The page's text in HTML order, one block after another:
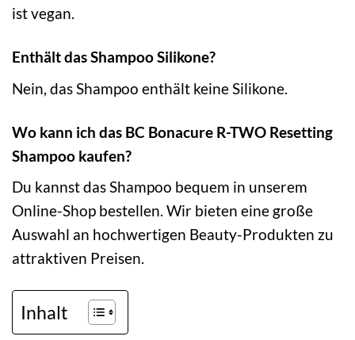
ist vegan.
Enthält das Shampoo Silikone?
Nein, das Shampoo enthält keine Silikone.
Wo kann ich das BC Bonacure R-TWO Resetting
Shampoo kaufen?
Du kannst das Shampoo bequem in unserem
Online-Shop bestellen. Wir bieten eine große
Auswahl an hochwertigen Beauty-Produkten zu
attraktiven Preisen.
Inhalt